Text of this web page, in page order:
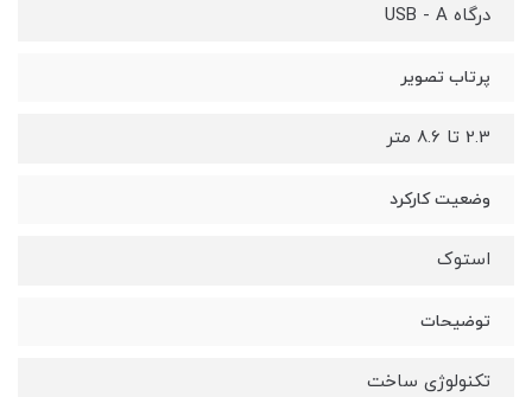
درگاه USB - A
پرتاب تصویر
2.3 تا 8.6 متر
وضعیت کارکرد
استوک
توضیحات
تکنولوژی ساخت